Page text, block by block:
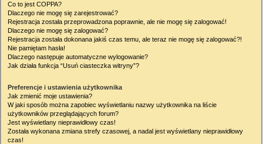
Co to jest COPPA?
Dlaczego nie mogę się zarejestrować?
Rejestracja została przeprowadzona poprawnie, ale nie mogę się zalogować!
Dlaczego nie mogę się zalogować?
Rejestracja została dokonana jakiś czas temu, ale teraz nie mogę się zalogować?!
Nie pamiętam hasła!
Dlaczego następuje automatyczne wylogowanie?
Jak działa funkcja “Usuń ciasteczka witryny”?
Preferencje i ustawienia użytkownika
Jak zmienić moje ustawienia?
W jaki sposób można zapobiec wyświetlaniu nazwy użytkownika na liście
użytkowników przeglądających forum?
Jest wyświetlany nieprawidłowy czas!
Została wykonana zmiana strefy czasowej, a nadal jest wyświetlany nieprawidłowy
czas!